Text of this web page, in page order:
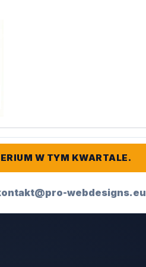
W TYM KWARTALE.
webdesigns.eu